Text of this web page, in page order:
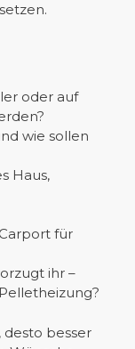
oder auf
wie sollen
Haus,
für
ihr –
besser